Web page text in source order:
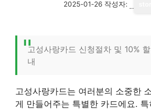
2025-01-26 작성자:
고성사랑카드 신청절차 및 10%
내
고성사랑카드는 여러분의 소중한
게 만들어주는 특별한 카드에요.